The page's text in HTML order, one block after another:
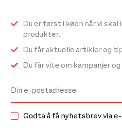
Du er først i køen når vi skal
produkter.
Du får aktuelle artikler og
Du får vite om kampanjer
Godta å få nyhetsbrev via